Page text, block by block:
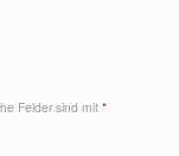
Felder sind mit *